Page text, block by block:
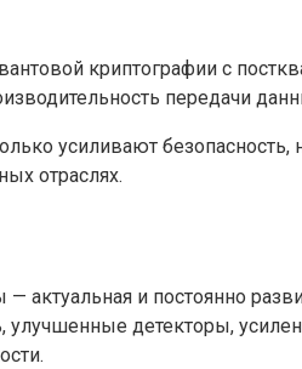
криптографии с
передачи
усиливают
отраслях.
актуальная и постоянно
детекторы,